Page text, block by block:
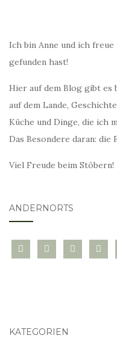
Ich bin Anne und ich
gefunden hast!
Hier auf dem Blog gibt es
auf dem Lande,
Küche und Dinge, die ich
Das Besondere daran: die
Viel Freude beim Stöbern!
ANDERNORTS
bloglovininstagramtwitter
KATEGORIEN